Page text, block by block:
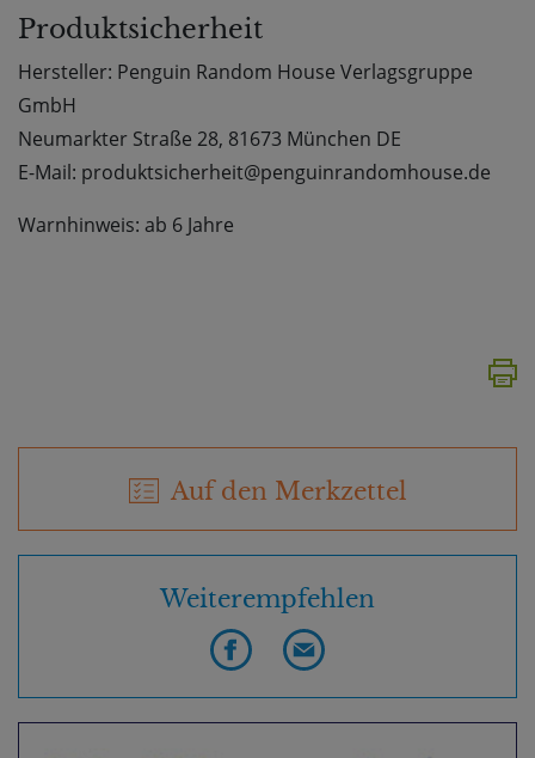
Produktsicherheit
Hersteller: Penguin Random House Verlagsgruppe
GmbH
Neumarkter Straße 28, 81673 München DE
E-Mail: produktsicherheit@penguinrandomhouse.de
Warnhinweis: ab 6 Jahre
Auf den Merkzettel
Weiterempfehlen